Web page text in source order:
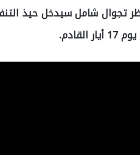
تجوال شامل سيدخل حيذ